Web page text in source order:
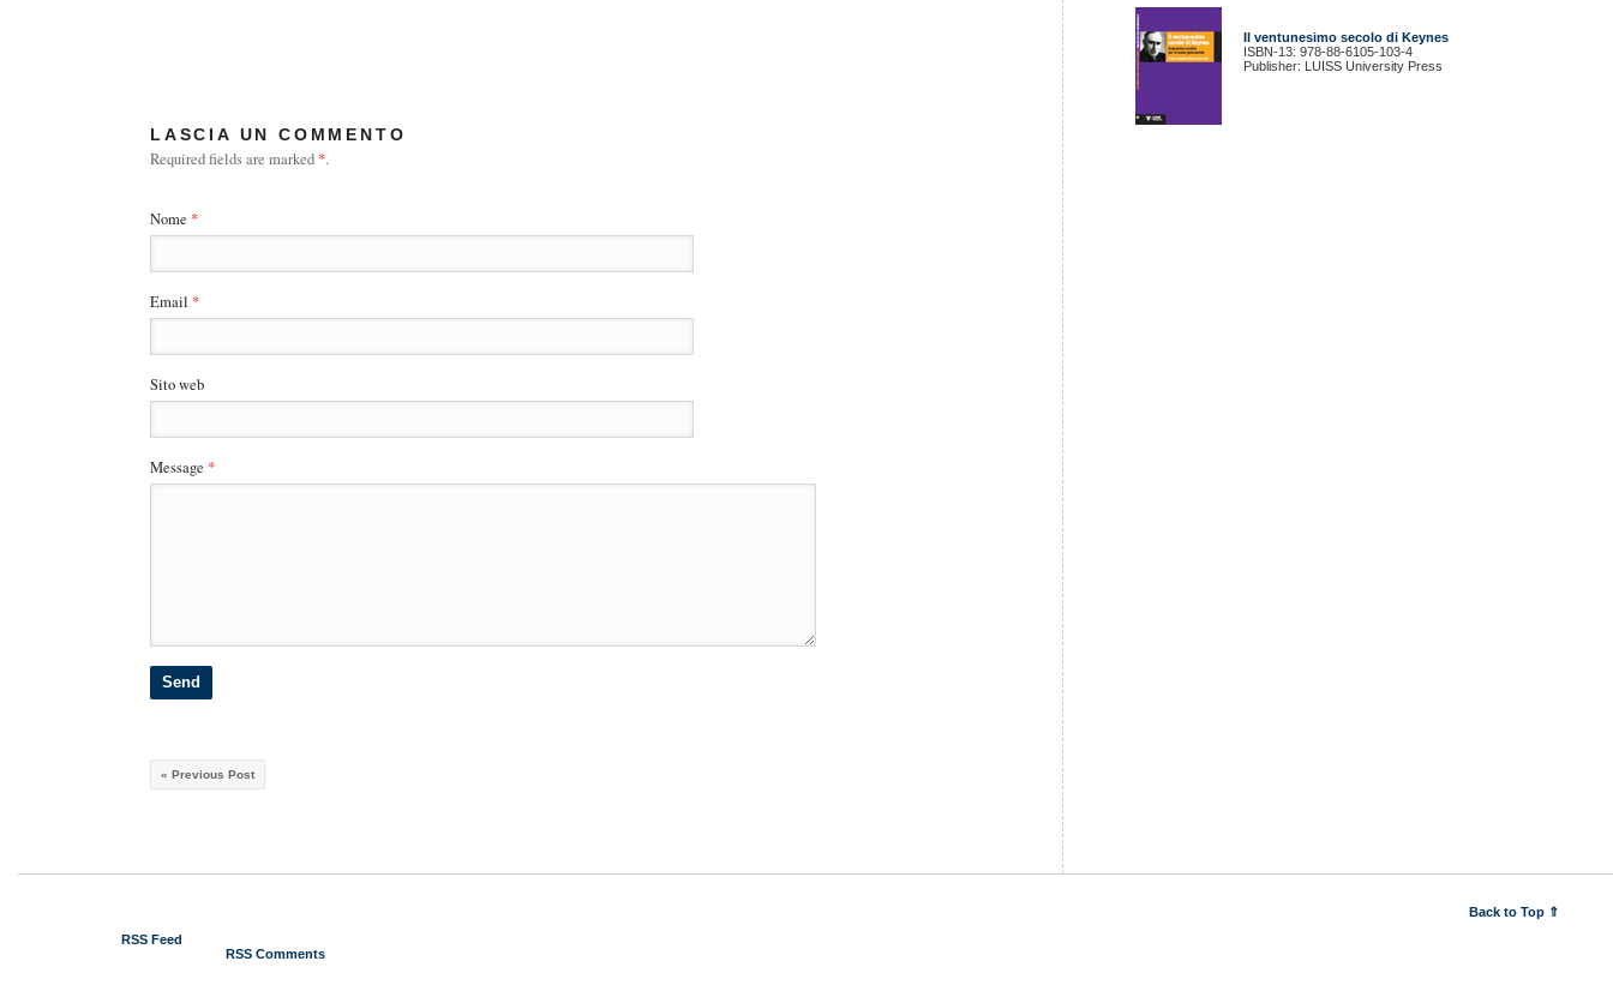
LASCIA UN COMMENTO
Required fields are marked *.
Nome *
Email *
Sito web
Message *
« Previous Post
Il ventunesimo secolo di Keynes
ISBN-13: 978-88-6105-103-4
Publisher: LUISS University Press
RSS Feed
RSS Comments
Back to Top ⇑